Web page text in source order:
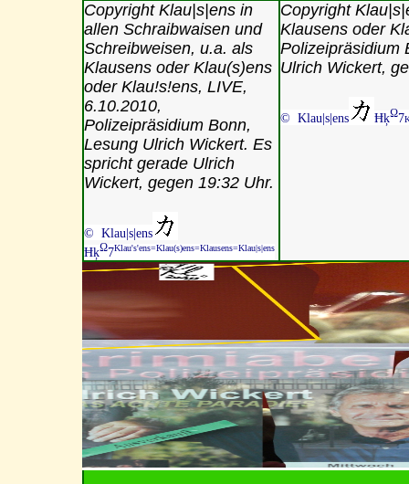
Copyright Klau|s|ens in
allen Schraibwaisen und
Schreibweisen, u.a. als
Klausens oder Klau(s)ens
oder Klau!s!ens, LIVE,
6.10.2010,
Polizeipräsidium Bonn,
Lesung Ulrich Wickert. Es
spricht gerade Ulrich
Wickert, gegen 19:32 Uhr.
© Klau|s|ens
ĦķΩ7Klau's'ens=Klau(s)ens=Klausens=Klau|s|ens
Copyright
Klausens oder
Polizeipräsidium
Ulrich Wickert,
© Klau|s|ens ĦķΩ7